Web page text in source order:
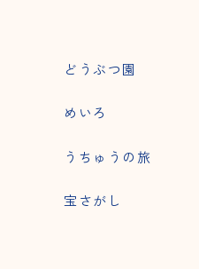
どうぶつ園
めいろ
うちゅうの旅
宝さがし